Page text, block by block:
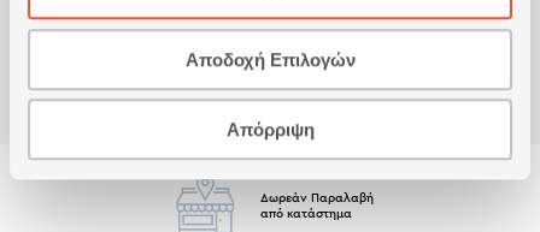
Αποδοχή Επιλογών
Απόρριψη
Δωρεάν Παραλαβή
από κατάστημα